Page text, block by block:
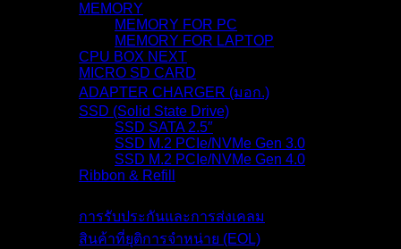
MEMORY
MEMORY FOR PC
MEMORY FOR LAPTOP
CPU BOX NEXT
MICRO SD CARD
ADAPTER CHARGER (มอก.)
SSD (Solid State Drive)
SSD SATA 2.5″
SSD M.2 PCIe/NVMe Gen 3.0
SSD M.2 PCIe/NVMe Gen 4.0
Ribbon & Refill
การรับประกันและการส่งเคลม
สินค้าที่ยุติการจำหน่าย (EOL)